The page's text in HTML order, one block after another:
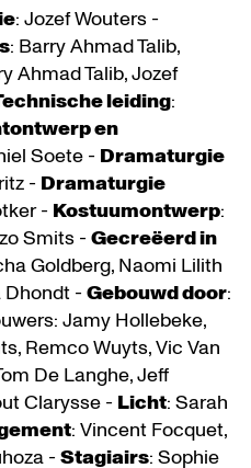
: Jozef Wouters -
: Barry Ahmad Talib,
Ahmad Talib, Jozef
leiding:
en
Soete - Dramaturgie
- Dramaturgie
- Kostuumontwerp:
Smits - Gecreëerd in
Goldberg, Naomi Lilith
Dhondt - Gebouwd door:
Jamy Hollebeke,
Remco Wuyts, Vic Van
De Langhe, Jeff
Clarysse - Licht: Sarah
: Vincent Focquet,
- Stagiairs: Sophie